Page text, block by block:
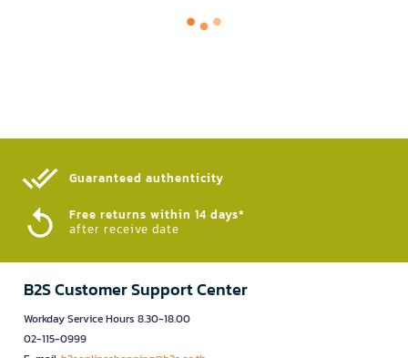
Guaranteed authenticity​
Free returns within 14 days*
after receive date
B2S Customer Support Center
Workday Service Hours 8.30-18.00
02-115-0999